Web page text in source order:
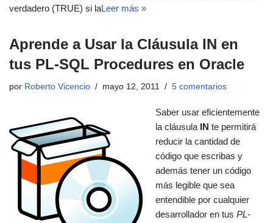
verdadero (TRUE) si laLeer más »
Aprende a Usar la Cláusula IN en
tus PL-SQL Procedures en Oracle
por Roberto Vicencio mayo 12, 2011 5 comentarios
Saber usar eficientemente
la cláusula IN te permitirá
reducir la cantidad de
código que escribas y
además tener un código
más legible que sea
entendible por cualquier
desarrollador en tus PL-